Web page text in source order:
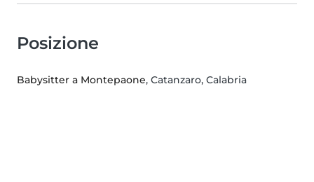
Posizione
Babysitter a Montepaone, Catanzaro, Calabria